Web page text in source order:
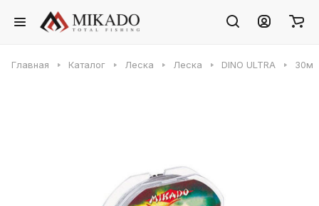
Главная Каталог Леска Леска DINO ULTRA 30м